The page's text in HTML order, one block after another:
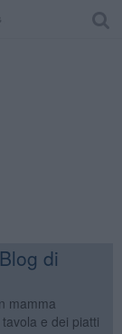
di
mamma
e dei piatti